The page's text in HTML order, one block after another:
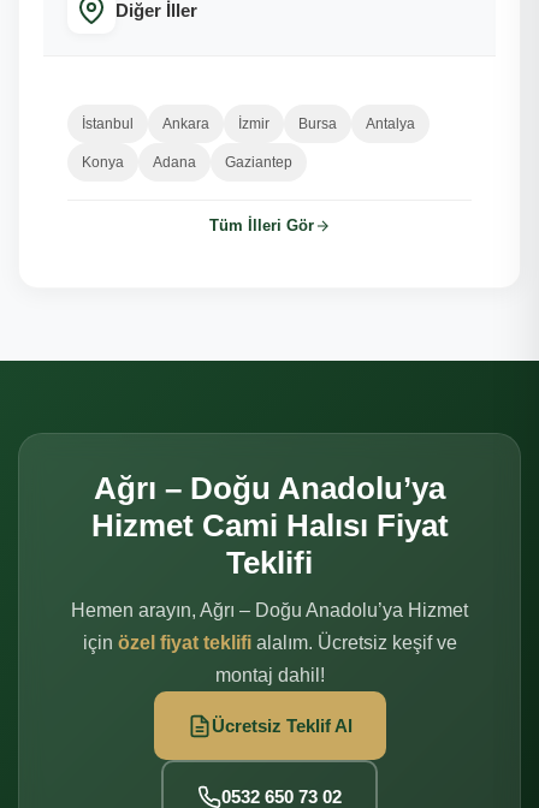
Diğer İller
İstanbul Ankara İzmir Bursa Antalya
Konya Adana Gaziantep
Tüm İlleri Gör
Ağrı – Doğu Anadolu’ya
Hizmet Cami Halısı Fiyat
Teklifi
Hemen arayın, Ağrı – Doğu Anadolu’ya Hizmet
için özel fiyat teklifialalım. Ücretsiz keşif ve
montaj dahil!
Ücretsiz Teklif Al
0532 650 73 02